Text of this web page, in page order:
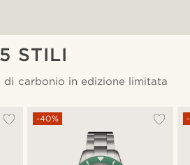
5 STILI
di carbonio in edizione limitata
-40%